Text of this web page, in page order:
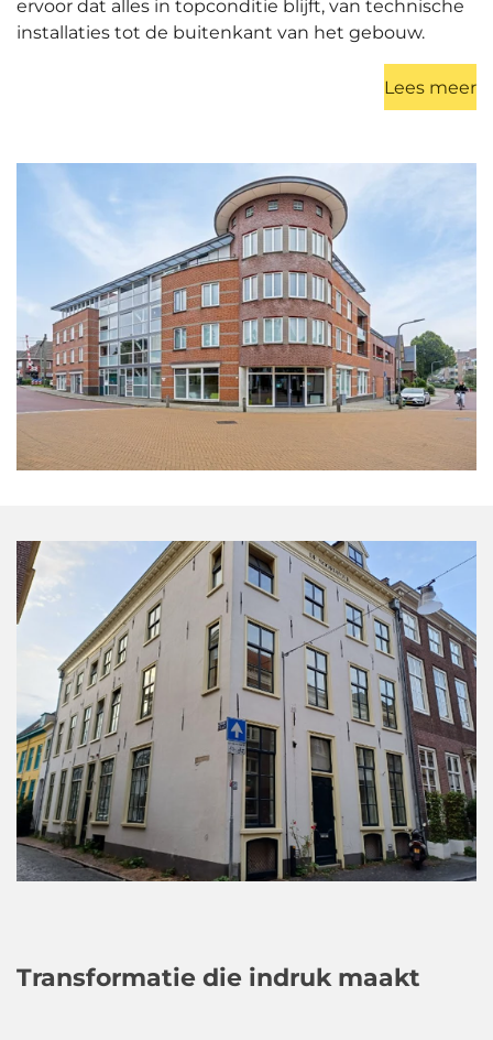
ervoor dat alles in topconditie blijft, van technische
installaties tot de buitenkant van het gebouw.
Lees meer
Transformatie die indruk maakt